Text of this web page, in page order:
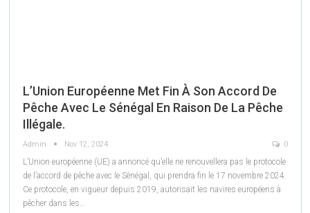
L’Union Européenne Met Fin À Son Accord De
Pêche Avec Le Sénégal En Raison De La Pêche
Illégale.
Admin Nov 12, 2024 0
L’Union européenne (UE) a annoncé qu’elle ne renouvellera pas le protocole
de l’accord de pêche avec le Sénégal, qui prendra fin le 17 novembre 2024.
Ce protocole, en vigueur depuis 2019, autorisait les navires européens à
pêcher dans les